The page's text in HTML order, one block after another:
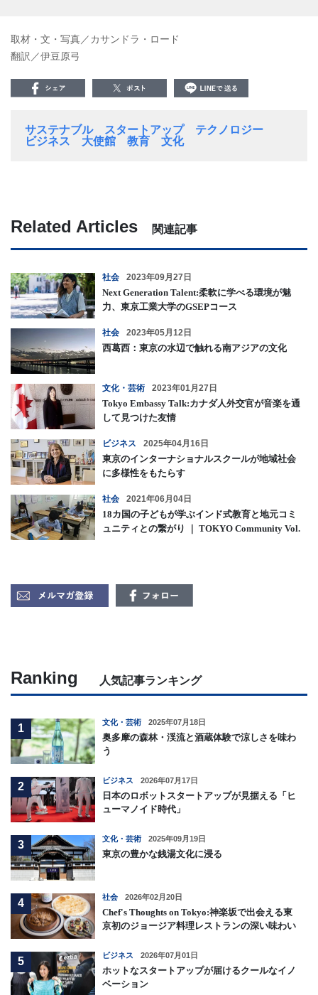
取材・文・写真／カサンドラ・ロード
翻訳／伊豆原弓
サステナブル スタートアップ
テクノロジー
ビジネス
大使館 教育 文化
Related Articles 関連記事
社会 2023年09月27日
Next Generation Talent:柔軟に学べる環境が魅
力、東京工業大学のGSEPコース
社会 2023年05月12日
西葛西：東京の水辺で触れる南アジアの文化
文化・芸術 2023年01月27日
Tokyo Embassy Talk:カナダ人外交官が音楽を通
して見つけた友情
ビジネス 2025年04月16日
東京のインターナショナルスクールが地域社会
に多様性をもたらす
社会 2021年06月04日
18カ国の子どもが学ぶインド式教育と地元コミ
ュニティとの繋がり ｜ TOKYO Community Vol.
Ranking 人気記事ランキング
1
文化・芸術 2025年07月18日
奥多摩の森林・渓流と酒蔵体験で涼しさを味わ
う
2
ビジネス 2026年07月17日
日本のロボットスタートアップが見据える「ヒ
ューマノイド時代」
3
文化・芸術 2025年09月19日
東京の豊かな銭湯文化に浸る
4
社会 2026年02月20日
Chef's Thoughts on Tokyo:神楽坂で出会える東
京初のジョージア料理レストランの深い味わい
5
ビジネス 2026年07月01日
ホットなスタートアップが届けるクールなイノ
ベーション